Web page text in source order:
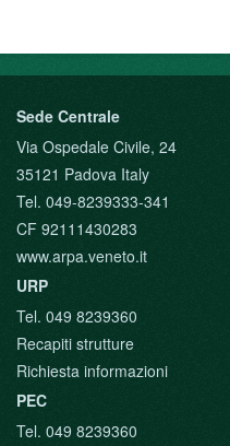
Sede Centrale
Via Ospedale Civile, 24
35121 Padova Italy
Tel. 049-8239333-341
CF 92111430283
www.arpa.veneto.it
URP
Tel. 049 8239360
Recapiti strutture
Richiesta informazioni
PEC
Tel. 049 8239360